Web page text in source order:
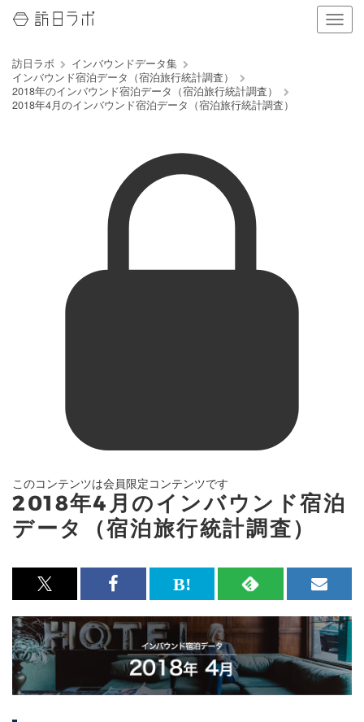
ナ
ビ
訪日ラボ
インバウンドデータ集
インバウンド宿泊データ（宿泊旅行統計調査）
2018年のインバウンド宿泊データ（宿泊旅行統計調査）
2018年4月のインバウンド宿泊データ（宿泊旅行統計調査）
このコンテンツは会員限定コンテンツです
2018年4月のインバウンド宿泊
データ（宿泊旅行統計調査）
x<br>
で
記
事
を
Facebook<br>
で
記
事
を
は
て
な
ブ
ッ
RSS
で
記
事
を
メ
ル
マ
ガ
登